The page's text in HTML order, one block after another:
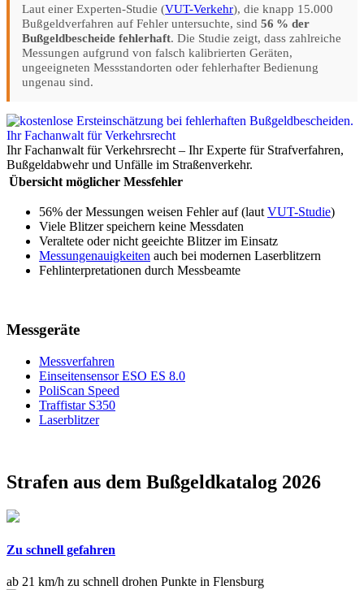
Laut einer Experten-Studie (VUT-Verkehr), die knapp 15.000
Bußgeldverfahren auf Fehler untersuchte, sind56 % der
Bußgeldbescheide fehlerhaft. Die Studie zeigt, dass zahlreiche
Messungen aufgrund von falsch kalibrierten Geräten,
ungeeigneten Messstandorten oder fehlerhafter Bedienung
ungenau sind.
Ihr Fachanwalt für Verkehrsrecht – Ihr Experte für Strafverfahren,
Bußgeldabwehr und Unfälle im Straßenverkehr.
Übersicht möglicher Messfehler
56% der Messungen weisen Fehler auf (laut VUT-Studie)
Viele Blitzer speichern keine Messdaten
Veraltete oder nicht geeichte Blitzer im Einsatz
Messungenauigkeiten auch bei modernen Laserblitzern
Fehlinterpretationen durch Messbeamte
Messgeräte
Messverfahren
Einseitensensor ESO ES 8.0
PoliScan Speed
Traffistar S350
Laserblitzer
Strafen aus dem Bußgeldkatalog 2026
Zu schnell gefahren
ab 21 km/h zu schnell drohen Punkte in Flensburg